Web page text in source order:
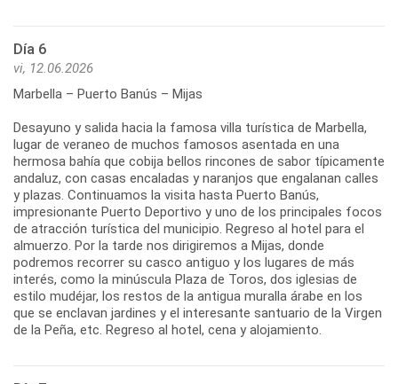
Día 6
vi, 12.06.2026
Marbella – Puerto Banús – Mijas
Desayuno y salida hacia la famosa villa turística de Marbella,
lugar de veraneo de muchos famosos asentada en una
hermosa bahía que cobija bellos rincones de sabor típicamente
andaluz, con casas encaladas y naranjos que engalanan calles
y plazas. Continuamos la visita hasta Puerto Banús,
impresionante Puerto Deportivo y uno de los principales focos
de atracción turística del municipio. Regreso al hotel para el
almuerzo. Por la tarde nos dirigiremos a Mijas, donde
podremos recorrer su casco antiguo y los lugares de más
interés, como la minúscula Plaza de Toros, dos iglesias de
estilo mudéjar, los restos de la antigua muralla árabe en los
que se enclavan jardines y el interesante santuario de la Virgen
de la Peña, etc. Regreso al hotel, cena y alojamiento.